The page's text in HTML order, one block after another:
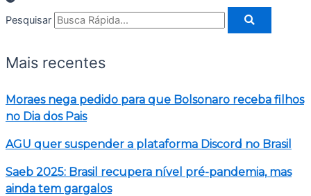
Pesquisar
Mais recentes
Moraes nega pedido para que Bolsonaro receba filhos
no Dia dos Pais
AGU quer suspender a plataforma Discord no Brasil
Saeb 2025: Brasil recupera nível pré-pandemia, mas
ainda tem gargalos